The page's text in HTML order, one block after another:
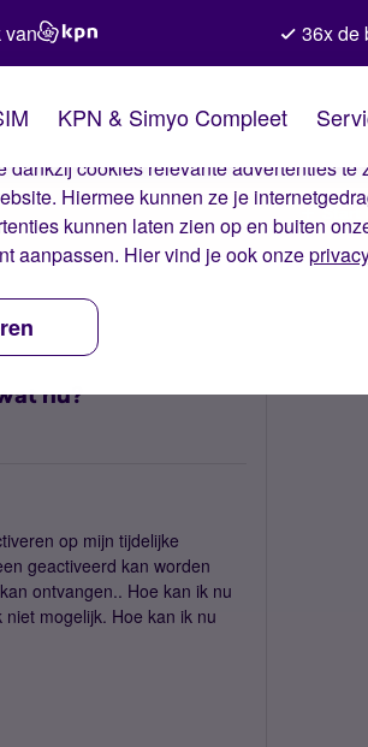
deze cookies zorgen wij ervoor dat je
cookies relevante advertenties te
Hiermee kunnen ze je
kunnen laten zien op en buiten
aanpassen. Hier vind je ook onze
van 36x de
KPN & Simyo Compleet
Start
nu?
op mijn tijdelijke
geactiveerd kan worden
ontvangen.. Hoe kan ik nu
mogelijk. Hoe kan ik nu